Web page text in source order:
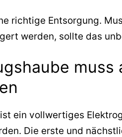
richtige Entsorgung.
werden, sollte das
muss
ein vollwertiges
Die erste und